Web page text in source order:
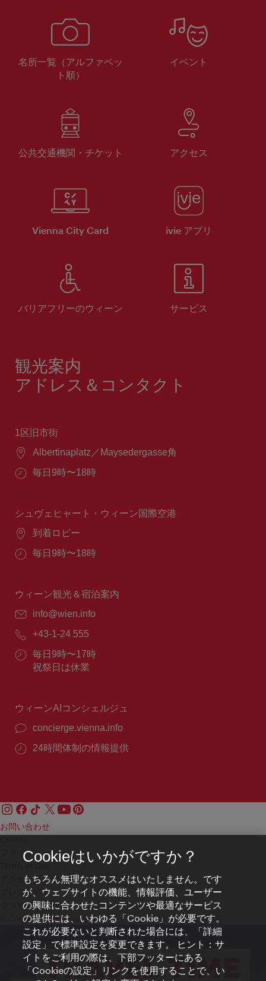
名所一覧（アルファベッ
ト順）
イベント
公共交通機関・チケット アクセス
Vienna City Card ivie アプリ
バリアフリーのウィーン サービス
観光案内
アドレス＆コンタクト
1区旧市街
場
Albertinaplatz／Maysedergasse角
営
間：
毎日9時〜18時
シュヴェヒャート・ウィーン国際空港
場
到着ロビー
営
間：
毎日9時〜18時
ウィーン観光＆宿泊案内
E
ー
ル：
info@wien.info
電
番
号：
+43-1-24 555
営
業
毎日9時〜17時
祝祭日は休業
ウィーンAIコンシェルジュ
concierge.vienna.info
24時間体制の情報提供
お問い合わせ
プライバシーポリシー
アクセシビリティ
プレス連絡先
クッキーの設定
© Copyright WienTourismus
Cookieはいかがですか？
もちろん無理なオススメはいたしません。です
が、ウェブサイトの機能、情報評価、ユーザー
の興味に合わせたコンテンツや最適なサービス
の提供には、いわゆる「Cookie」が必要です。
これが必要ないと判断された場合には、「詳細
設定」で標準設定を変更できます。 ヒント：サ
イトをご利用の際は、下部フッターにある
「Cookieの設定」リンクを使用することで、い